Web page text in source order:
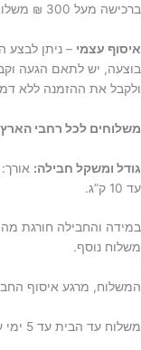
ברכישה מעל 300 ₪ משלוח חינם.
איסוף עצמי – ניתן לבצע
בוצעה, יש לתאם הגעה
ולקבל את ההזמנה ללא
משלוחים לכל רחבי
גודל ומשקל חבילה:
עד 10 ק”ג.
במידה והחבילה חורגת
משלוח נוסף.
המשלוח, מרגע איסוף
משלוח עד הבית עד 5 ימי עסקים, (לא כולל יום ההזמנה, שישי, שבת וחג).